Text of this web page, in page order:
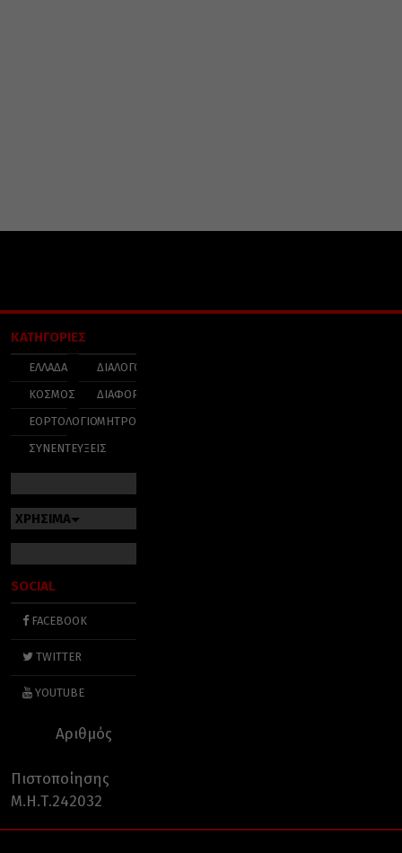
ΚΑΤΗΓΟΡΙΕΣ
ΕΛΛΑΔΑ
ΚΟΣΜΟΣ
ΕΟΡΤΟΛΟΓΙΟ
ΣΥΝΕΝΤΕΥΞΕΙΣ
ΔΙΑΛΟΓΟΣ
ΔΙΑΦΟΡΑ
ΜΗΤΡΟΠΟΛΕΙΣ
ΧΡΗΣΙΜΑ
SOCIAL
FACEBOOK
TWITTER
YOUTUBE
Αριθμός
Πιστοποίησης
Μ.Η.Τ.242032